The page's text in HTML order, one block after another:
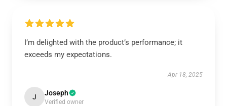
I’m delighted with the product’s performance; it
exceeds my expectations.
Apr 18, 2025
J Joseph
Verified owner